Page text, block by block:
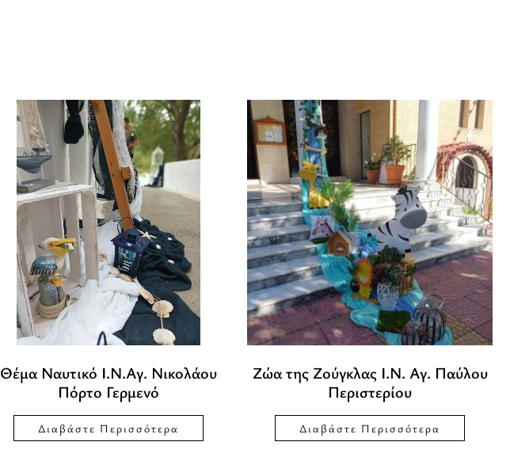
Θέμα Ναυτικό Ι.Ν.Αγ. Νικολάου
Πόρτο Γερμενό
Διαβάστε Περισσότερα
Ζώα της Ζούγκλας Ι.Ν. Αγ. Παύλου
Περιστερίου
Διαβάστε Περισσότερα